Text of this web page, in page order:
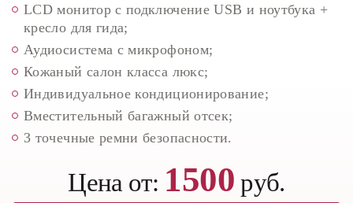
LCD монитор с подключение USB и ноутбука +
кресло для гида;
Аудиосистема с микрофоном;
Кожаный салон класса люкс;
Индивидуальное кондиционирование;
Вместительный багажный отсек;
3 точечные ремни безопасности.
Цена от: 1500 руб.